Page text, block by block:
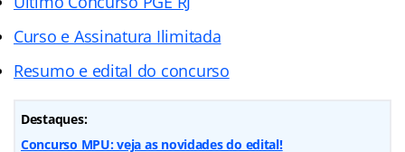
Curso e Assinatura Ilimitada
Resumo e edital do concurso
Destaques:
Concurso MPU: veja as novidades do edital!